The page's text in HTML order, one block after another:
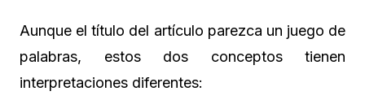
Aunque el título del artículo parezca un juego de
palabras, estos dos conceptos tienen
interpretaciones diferentes: